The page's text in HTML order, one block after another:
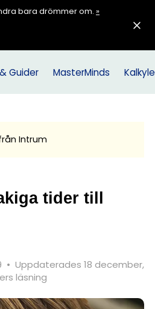
bara drömmer om. »
Guider MasterMinds
Intrum
tider till
• Uppdaterades 18 december,
läsning